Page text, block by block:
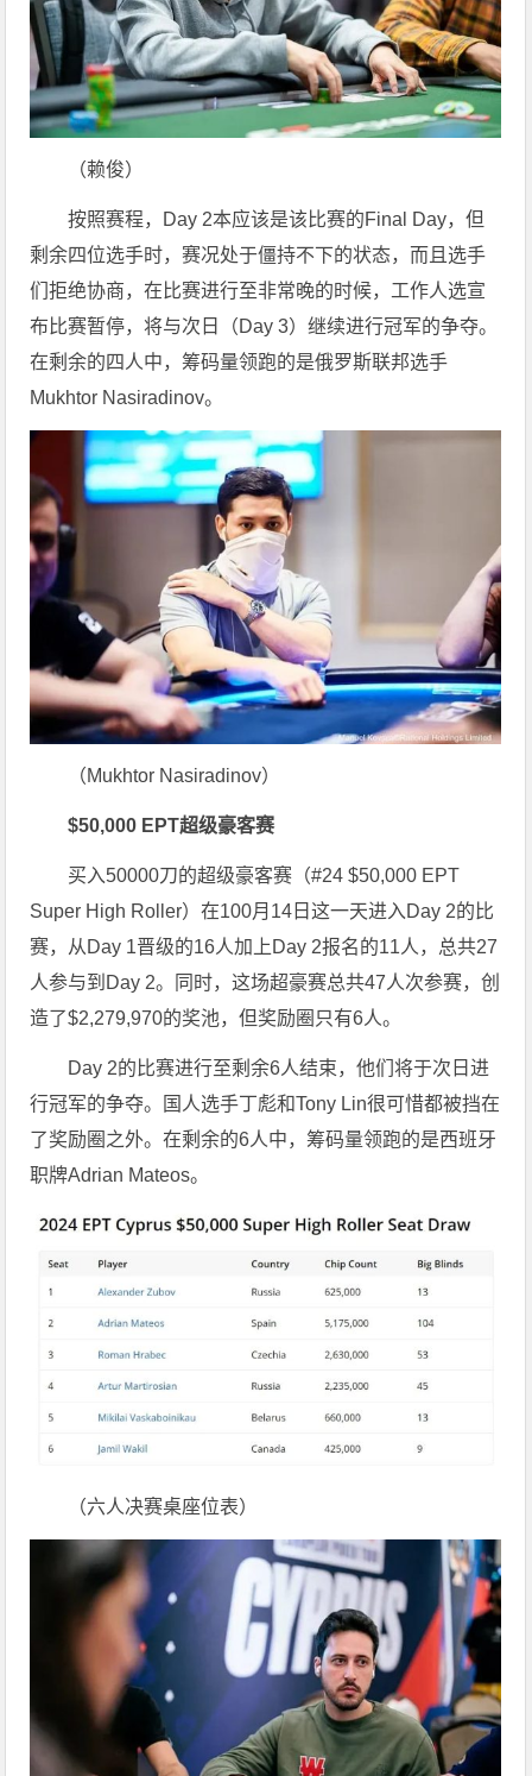
（赖俊）
按照赛程，Day 2本应该是该比赛的Final Day，但
剩余四位选手时，赛况处于僵持不下的状态，而且选手
们拒绝协商，在比赛进行至非常晚的时候，工作人选宣
布比赛暂停，将与次日（Day 3）继续进行冠军的争夺。
在剩余的四人中，筹码量领跑的是俄罗斯联邦选手
Mukhtor Nasiradinov。
（Mukhtor Nasiradinov）
$50,000 EPT超级豪客赛
买入50000刀的超级豪客赛（#24 $50,000 EPT
Super High Roller）在100月14日这一天进入Day 2的比
赛，从Day 1晋级的16人加上Day 2报名的11人，总共27
人参与到Day 2。同时，这场超豪赛总共47人次参赛，创
造了$2,279,970的奖池，但奖励圈只有6人。
Day 2的比赛进行至剩余6人结束，他们将于次日进
行冠军的争夺。国人选手丁彪和Tony Lin很可惜都被挡在
了奖励圈之外。在剩余的6人中，筹码量领跑的是西班牙
职牌Adrian Mateos。
（六人决赛桌座位表）